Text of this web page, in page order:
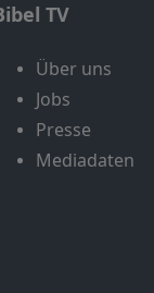
TV
Über uns
Jobs
Presse
Mediadaten